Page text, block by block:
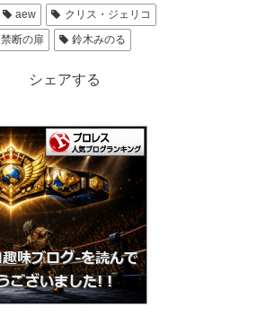
aew
クリス・ジェリコ
禁断の扉 鈴木みのる
シェアする